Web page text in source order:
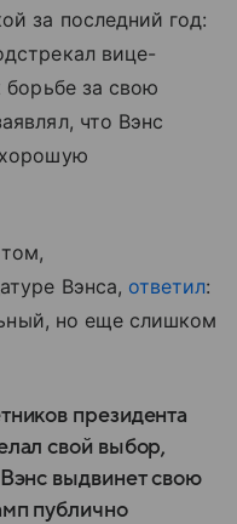
за последний год:
вице-
борьбе за свою
что Вэнс
Вэнса, ответил:
, но еще слишком
президента
свой выбор,
выдвинет свою
публично